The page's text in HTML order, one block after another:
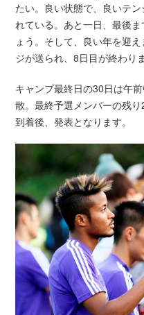
たい。良い状態で、良いテ
れている。あと一日、最後
ょう。そして、良い年を迎
ジが送られ、8日目が終わり
キャンプ最終日の30日は午
散。最終予選メンバーの残
到着後、発表となります。